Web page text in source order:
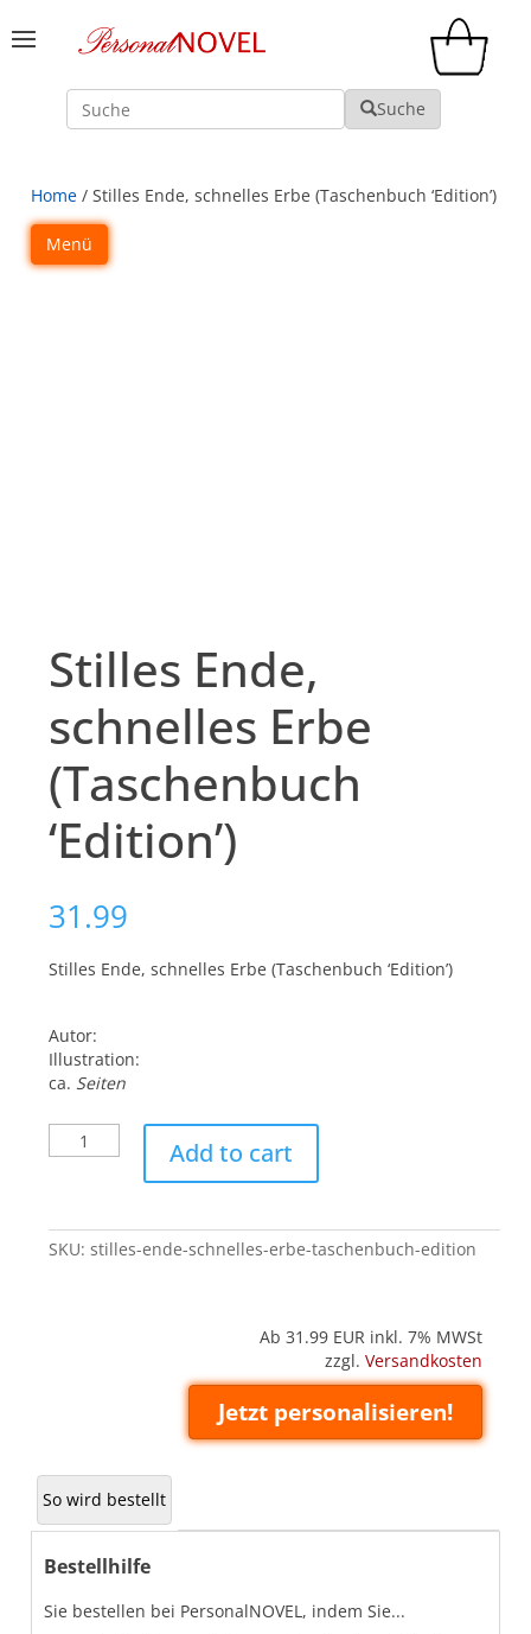
Suche Suche
Home / Stilles Ende, schnelles Erbe (Taschenbuch ‘Edition’)
Menü
Stilles Ende,
schnelles Erbe
(Taschenbuch
‘Edition’)
31.99
Stilles Ende, schnelles Erbe (Taschenbuch ‘Edition’)
Autor:
Illustration:
ca. Seiten
Stilles
Ende,
(Taschenbuch
'Edition')
Add to cart
SKU:stilles-ende-schnelles-erbe-taschenbuch-edition
Ab 31.99 EUR inkl. 7% MWSt
zzgl. Versandkosten
Jetzt personalisieren!
So wird bestellt
Bestellhilfe
Sie bestellen bei PersonalNOVEL, indem Sie...